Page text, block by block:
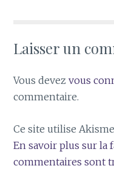
Laisser un
Vous devezvous
commentaire.
Ce site utilise
En savoir plus sur la
commentaires sont